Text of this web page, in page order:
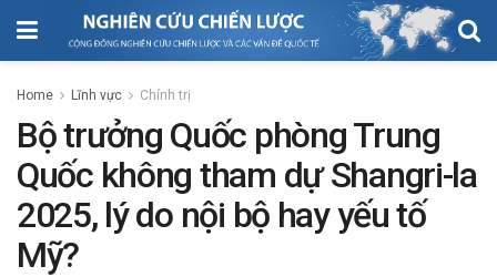
Home Lĩnh vực Chính trị
Bộ trưởng Quốc phòng Trung
Quốc không tham dự Shangri-la
2025, lý do nội bộ hay yếu tố
Mỹ?